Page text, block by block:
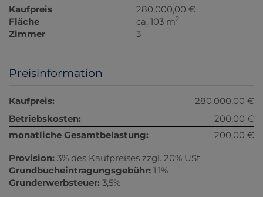
Kaufpreis
280.000,00 €
Fläche
ca. 103 m2
Zimmer 3
Preisinformation
Kaufpreis:
280.000,00 €
Betriebskosten:
200,00 €
monatliche Gesamtbelastung:
200,00 €
Provision: 3% des Kaufpreises zzgl. 20% USt.
Grundbucheintragungsgebühr: 1,1%
Grunderwerbsteuer: 3,5%